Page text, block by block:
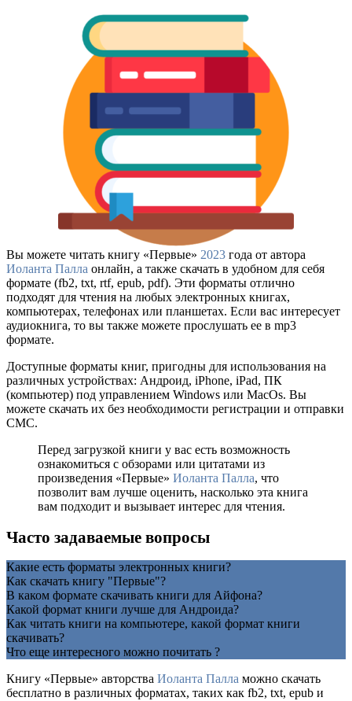
Вы можете читать книгу «Первые» 2023 года от автора
Иоланта Палла онлайн, а также скачать в удобном для себя
формате (fb2, txt, rtf, epub, pdf). Эти форматы отлично
подходят для чтения на любых электронных книгах,
компьютерах, телефонах или планшетах. Если вас интересует
аудиокнига, то вы также можете прослушать ее в mp3
формате.
Доступные форматы книг, пригодны для использования на
различных устройствах: Андроид, iPhone, iPad, ПК
(компьютер) под управлением Windows или MacOs. Вы
можете скачать их без необходимости регистрации и отправки
СМС.
Перед загрузкой книги у вас есть возможность
ознакомиться с обзорами или цитатами из
произведения «Первые» Иоланта Палла, что
позволит вам лучше оценить, насколько эта книга
вам подходит и вызывает интерес для чтения.
Часто задаваемые вопросы
Какие есть форматы электронных книги?
Как скачать книгу "Первые"?
В каком формате скачивать книги для Айфона?
Какой формат книги лучше для Андроида?
Как читать книги на компьютере, какой формат книги
скачивать?
Что еще интересного можно почитать ?
Книгу «Первые» авторства Иоланта Палла можно скачать
бесплатно в различных форматах, таких как fb2, txt, epub и